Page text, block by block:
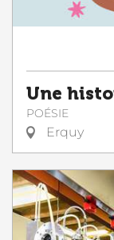
Une
POÉSIE
Erquy